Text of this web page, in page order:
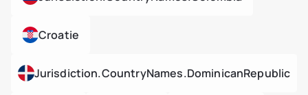
Croatie
Jurisdiction.countryNames.dominicanRepublic